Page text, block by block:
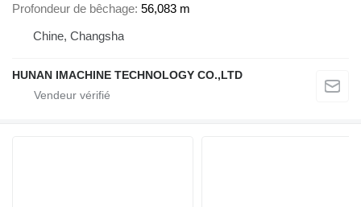
Profondeur de bêchage 56,083 m
Chine, Changsha
HUNAN IMACHINE TECHNOLOGY CO.,LTD